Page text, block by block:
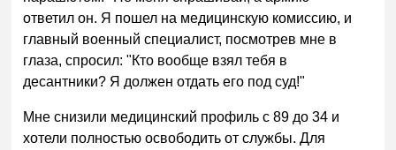
ответил он. Я пошел на медицинскую комиссию, и
главный военный специалист, посмотрев мне в
глаза, спросил: "Кто вообще взял тебя в
десантники? Я должен отдать его под суд!"
Мне снизили медицинский профиль с 89 до 34 и
хотели полностью освободить от службы. Для